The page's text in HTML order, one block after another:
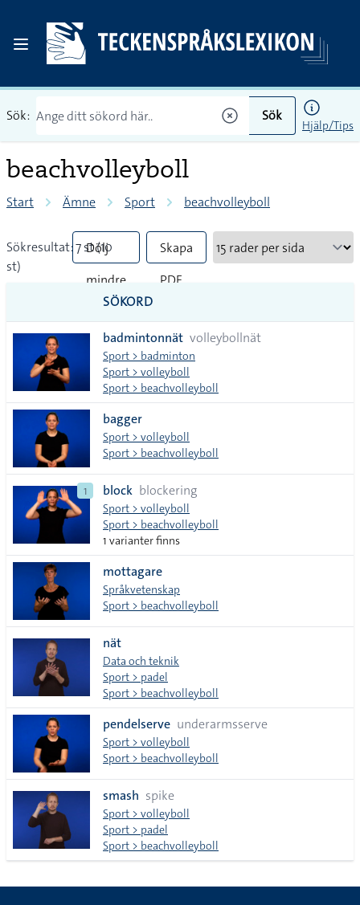
Sök: Sök
Hjälp/Tips
beachvolleyboll
Start Ämne Sport beachvolleyboll
Sökresultat: 7 st (10
st)
Dölj
mindre
tecken
Skapa
PDF
SÖKORD
badmintonnät volleybollnät
Sport > badminton
Sport > volleyboll
Sport > beachvolleyboll
bagger
Sport > volleyboll
Sport > beachvolleyboll
1 block blockering
Sport > volleyboll
Sport > beachvolleyboll
1 varianter finns
mottagare
Språkvetenskap
Sport > beachvolleyboll
nät
Data och teknik
Sport > padel
Sport > beachvolleyboll
pendelserve underarmsserve
Sport > volleyboll
Sport > beachvolleyboll
smash spike
Sport > volleyboll
Sport > padel
Sport > beachvolleyboll